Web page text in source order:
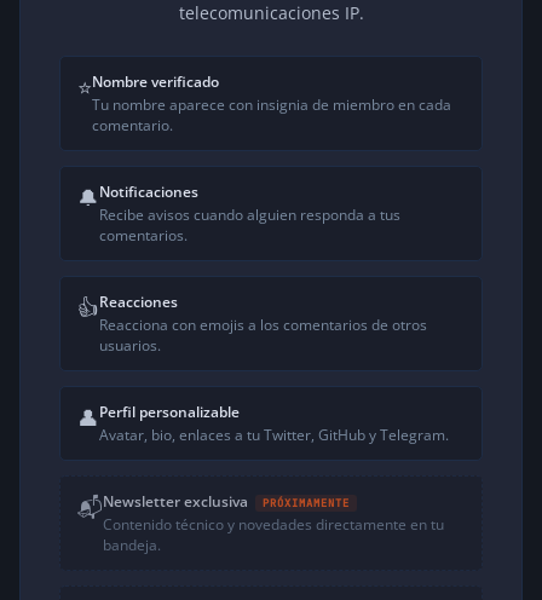
telecomunicaciones IP.
⭐Nombre verificado
Tu nombre aparece con insignia de miembro en cada
comentario.
🔔Notificaciones
Recibe avisos cuando alguien responda a tus
comentarios.
👍Reacciones
Reacciona con emojis a los comentarios de otros
usuarios.
👤Perfil personalizable
Avatar, bio, enlaces a tu Twitter, GitHub y Telegram.
📬Newsletter exclusiva PRÓXIMAMENTE
Contenido técnico y novedades directamente en tu
bandeja.